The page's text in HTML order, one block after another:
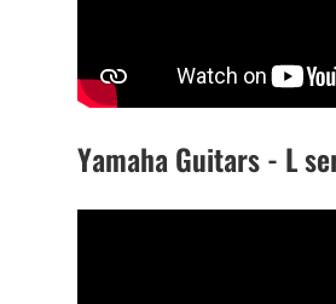
Yamaha Guitars - L